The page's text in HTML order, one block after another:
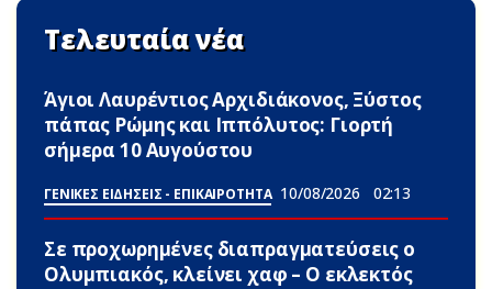
Τελευταία νέα
Άγιοι Λαυρέντιος Αρχιδιάκονος, Ξύστος
πάπας Ρώμης και Ιππόλυτος: Γιορτή
σήμερα 10 Αυγούστου
ΓΕΝΙΚΕΣ ΕΙΔΗΣΕΙΣ - ΕΠΙΚΑΙΡΟΤΗΤΑ 10/08/2026 02:13
Σε προχωρημένες διαπραγματεύσεις ο
Ολυμπιακός, κλείνει χαφ – Ο εκλεκτός